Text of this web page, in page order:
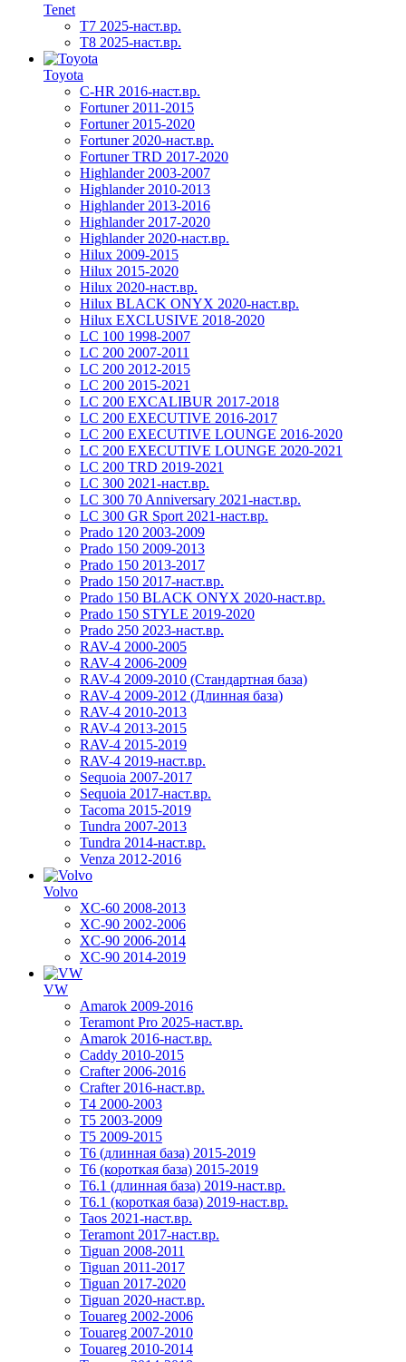
Tenet
T7 2025-наст.вр.
T8 2025-наст.вр.
Toyota
C-HR 2016-наст.вр.
Fortuner 2011-2015
Fortuner 2015-2020
Fortuner 2020-наст.вр.
Fortuner TRD 2017-2020
Highlander 2003-2007
Highlander 2010-2013
Highlander 2013-2016
Highlander 2017-2020
Highlander 2020-наст.вр.
Hilux 2009-2015
Hilux 2015-2020
Hilux 2020-наст.вр.
Hilux BLACK ONYX 2020-наст.вр.
Hilux EXCLUSIVE 2018-2020
LC 100 1998-2007
LC 200 2007-2011
LC 200 2012-2015
LC 200 2015-2021
LC 200 EXCALIBUR 2017-2018
LC 200 EXECUTIVE 2016-2017
LC 200 EXECUTIVE LOUNGE 2016-2020
LC 200 EXECUTIVE LOUNGE 2020-2021
LC 200 TRD 2019-2021
LC 300 2021-наст.вр.
LC 300 70 Anniversary 2021-наст.вр.
LC 300 GR Sport 2021-наст.вр.
Prado 120 2003-2009
Prado 150 2009-2013
Prado 150 2013-2017
Prado 150 2017-наст.вр.
Prado 150 BLACK ONYX 2020-наст.вр.
Prado 150 STYLE 2019-2020
Prado 250 2023-наст.вр.
RAV-4 2000-2005
RAV-4 2006-2009
RAV-4 2009-2010 (Стандартная база)
RAV-4 2009-2012 (Длинная база)
RAV-4 2010-2013
RAV-4 2013-2015
RAV-4 2015-2019
RAV-4 2019-наст.вр.
Sequoia 2007-2017
Sequoia 2017-наст.вр.
Tacoma 2015-2019
Tundra 2007-2013
Tundra 2014-наст.вр.
Venza 2012-2016
Volvo
XC-60 2008-2013
XC-90 2002-2006
XC-90 2006-2014
XC-90 2014-2019
VW
Amarok 2009-2016
Teramont Pro 2025-наст.вр.
Amarok 2016-наст.вр.
Caddy 2010-2015
Crafter 2006-2016
Crafter 2016-наст.вр.
T4 2000-2003
T5 2003-2009
T5 2009-2015
T6 (длинная база) 2015-2019
Т6 (короткая база) 2015-2019
T6.1 (длинная база) 2019-наст.вр.
T6.1 (короткая база) 2019-наст.вр.
Taos 2021-наст.вр.
Teramont 2017-наст.вр.
Tiguan 2008-2011
Tiguan 2011-2017
Tiguan 2017-2020
Tiguan 2020-наст.вр.
Touareg 2002-2006
Touareg 2007-2010
Touareg 2010-2014